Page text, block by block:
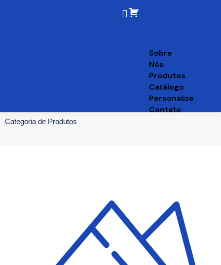
Sobre
Nós
Produtos
Catálogo
Personalize
Contato
Categoria de Produtos